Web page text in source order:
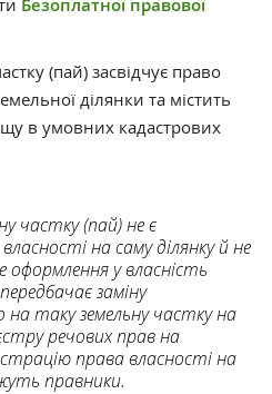
Безоплатної правової
(пай) засвідчує право
ділянки та містить
в умовних кадастрових
частку (пай) не є
на саму ділянку й не
оформлення у власність
заміну
таку земельну частку на
речових прав на
права власності на
правники.